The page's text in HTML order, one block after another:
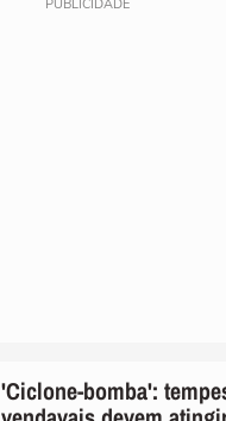
PUBLICIDADE
'Ciclone-bomba':